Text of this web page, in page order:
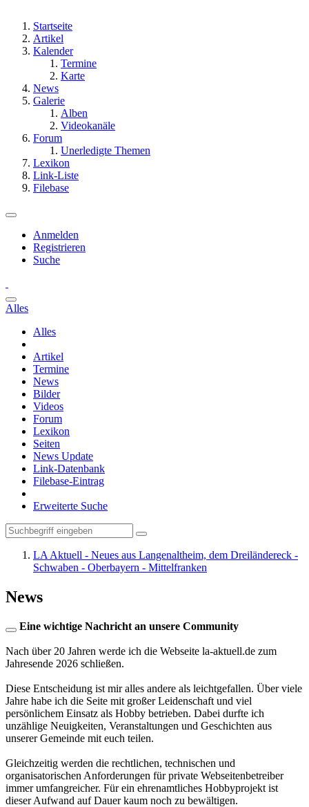
Startseite
Artikel
Kalender
Termine
Karte
News
Galerie
Alben
Videokanäle
Forum
Unerledigte Themen
Lexikon
Link-Liste
Filebase
Anmelden
Registrieren
Suche
Alles
Alles
Artikel
Termine
News
Bilder
Videos
Forum
Lexikon
Seiten
News Update
Link-Datenbank
Filebase-Eintrag
Erweiterte Suche
LA Aktuell - Neues aus Langenaltheim, dem Dreiländereck -
Schwaben - Oberbayern - Mittelfranken
News
Eine wichtige Nachricht an unsere Community
Nach über 20 Jahren werde ich die Webseite la-aktuell.de zum
Jahresende 2026 schließen.
Diese Entscheidung ist mir alles andere als leichtgefallen. Über viele
Jahre habe ich die Seite mit großer Leidenschaft und viel
persönlichem Einsatz als Hobby betrieben. Dabei durfte ich
unzählige Neuigkeiten, Veranstaltungen und Geschichten aus
unserer Gemeinde mit euch teilen.
Gleichzeitig werden die rechtlichen, technischen und
organisatorischen Anforderungen für private Webseitenbetreiber
immer umfangreicher. Für ein ehrenamtliches Hobbyprojekt ist
dieser Aufwand auf Dauer kaum noch zu bewältigen.